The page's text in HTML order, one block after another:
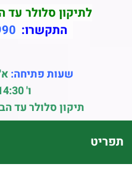
לתיקון סלולר עד
התקשרו:
שעות פתיחה:א'-
ו' 08:30-14:30
תיקון סלולר עד
תפריט